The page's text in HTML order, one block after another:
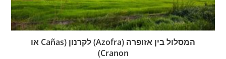
המסלול בין אזופרה (Azofra) לקרנון (Cañas או
Cranon)